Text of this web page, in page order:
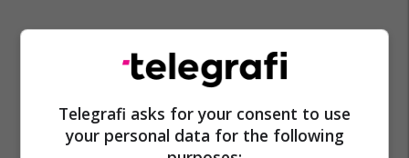
Telegrafi asks for your consent to use
your personal data for the following